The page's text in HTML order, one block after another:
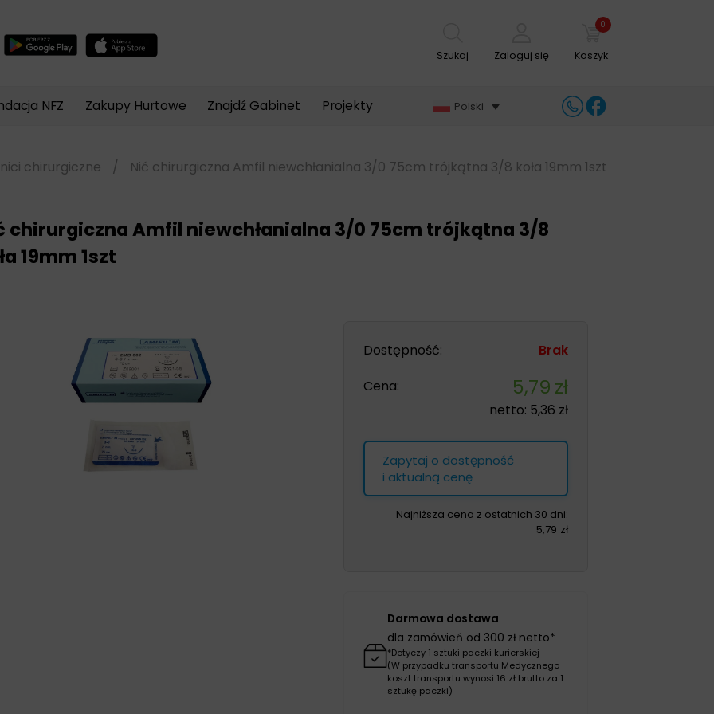
Szukaj Zaloguj się
0
Koszyk
NFZ Zakupy Hurtowe Znajdź Gabinet Projekty Polski
nici chirurgiczne / Nić chirurgiczna Amfil niewchłanialna 3/0 75cm trójkątna 3/8 koła 19mm 1szt
chirurgiczna Amfil niewchłanialna 3/0 75cm trójkątna 3/8
19mm 1szt
Dostępność:
Brak
Cena:
5,79 zł
netto: 5,36 zł
Zapytaj o dostępność
i aktualną cenę
Najniższa cena z ostatnich 30 dni:
5,79 zł
Darmowa dostawa
dla zamówień od 300 zł netto*
*Dotyczy 1 sztuki paczki kurierskiej
(W przypadku transportu Medycznego
koszt transportu wynosi 16 zł brutto za 1
sztukę paczki)